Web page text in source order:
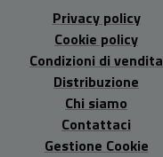
Privacy policy
Cookie policy
Condizioni di vendita
Distribuzione
Chi siamo
Contattaci
Gestione Cookie